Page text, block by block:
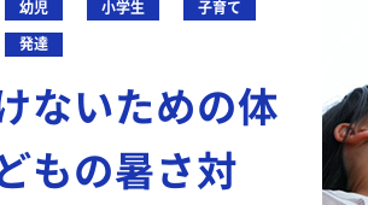
幼児 小学生
子育て
発達
ないための体
もの暑さ対